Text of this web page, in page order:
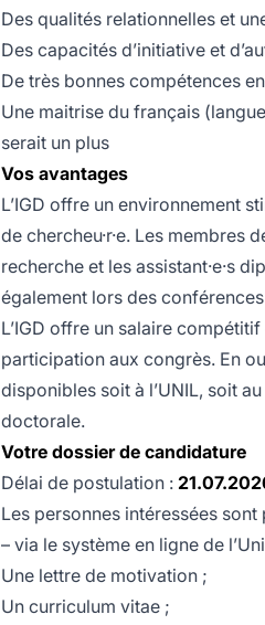
Des qualités relationnelles et
Des capacités d’initiative et
De très bonnes compétences
Une maitrise du français
serait un plus
Vos avantages
L’IGD offre un environnement
de chercheu·r·e. Les membres
recherche et les assistant·e·s
également lors des
L’IGD offre un salaire
participation aux congrès. En
disponibles soit à l’UNIL, soit
doctorale.
Votre dossier de candidature
Délai de postulation :
Les personnes intéressées
– via le système en ligne de
Une lettre de motivation ;
Un curriculum vitae ;